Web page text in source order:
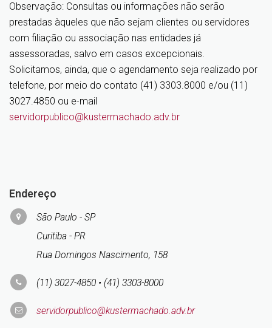
Observação: Consultas ou informações não serão
prestadas àqueles que não sejam clientes ou servidores
com filiação ou associação nas entidades já
assessoradas, salvo em casos excepcionais.
Solicitamos, ainda, que o agendamento seja realizado por
telefone, por meio do contato (41) 3303.8000 e/ou (11)
3027.4850 ou e-mail
servidorpublico@kustermachado.adv.br
Endereço
São Paulo - SP
Curitiba - PR
Rua Domingos Nascimento, 158
(11) 3027-4850 • (41) 3303-8000
servidorpublico@kustermachado.adv.br